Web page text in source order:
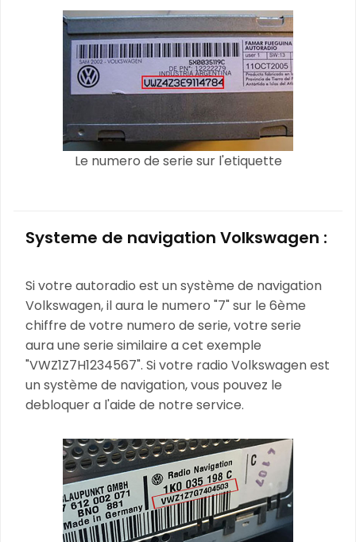
Le numero de serie sur l'etiquette
Systeme de navigation Volkswagen :
Si votre autoradio est un système de navigation
Volkswagen, il aura le numero "7" sur le 6ème
chiffre de votre numero de serie, votre serie
aura une serie similaire a cet exemple
"VWZ1Z7H1234567". Si votre radio Volkswagen est
un système de navigation, vous pouvez le
debloquer a l'aide de notre service.